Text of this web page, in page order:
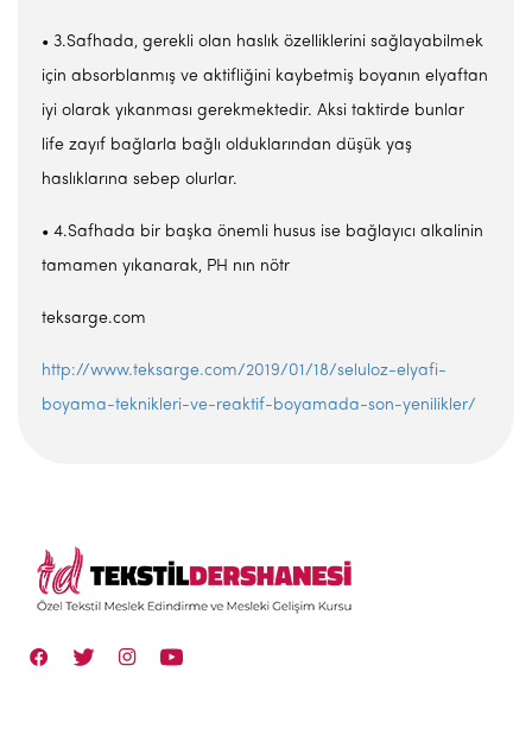
• 3.Safhada, gerekli olan haslık özelliklerini sağlayabilmek
için absorblanmış ve aktifliğini kaybetmiş boyanın elyaftan
iyi olarak yıkanması gerekmektedir. Aksi taktirde bunlar
life zayıf bağlarla bağlı olduklarından düşük yaş
haslıklarına sebep olurlar.
• 4.Safhada bir başka önemli husus ise bağlayıcı alkalinin
tamamen yıkanarak, PH nın nötr
teksarge.com
http://www.teksarge.com/2019/01/18/seluloz-elyafi-
boyama-teknikleri-ve-reaktif-boyamada-son-yenilikler/